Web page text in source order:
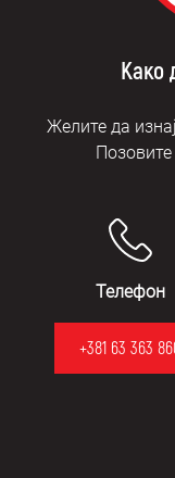
Како
Желите да
Телефон
+381 63 363